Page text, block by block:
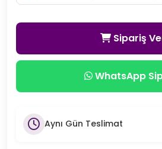
Sipariş
WhatsApp
Aynı Gün Teslimat